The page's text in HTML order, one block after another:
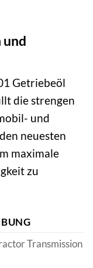
und
Getriebeöl
die strengen
und
neuesten
maximale
zu
Transmission